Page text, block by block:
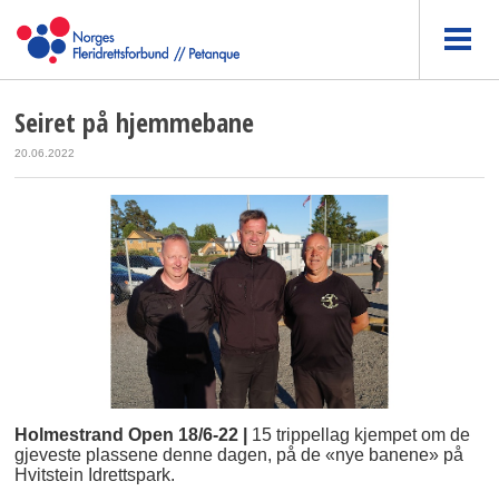
Seiret på hjemmebane
20.06.2022
Holmestrand Open 18/6-22 |
15 trippellag kjempet om de
gjeveste plassene denne dagen, på de «nye banene» på
Hvitstein Idrettspark.